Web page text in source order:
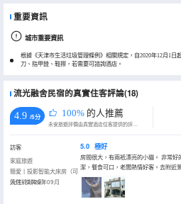
重要資訊
城市重要資訊
根據《天津市生活垃圾管理條例》相關規定，自2020年12月1
刀、指甲銼、鞋擦，若需要可諮詢酒店。
流光融舍民宿的真實住客評論(18)
4.9 /5分 100% 的人推薦
永安旅遊評價由真實酒店住客提供的評價。
訪客
家庭旅遊
簡愛丨投影智能大床房（可
燒烤+棋牌桌）
入住於2025年09月
5.0 極好
房間很大，有兩衹漂亮的小貓。 非常
潔，餐食可口，老闆熱情好客。去附近